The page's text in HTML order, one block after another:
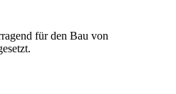
für den Bau von